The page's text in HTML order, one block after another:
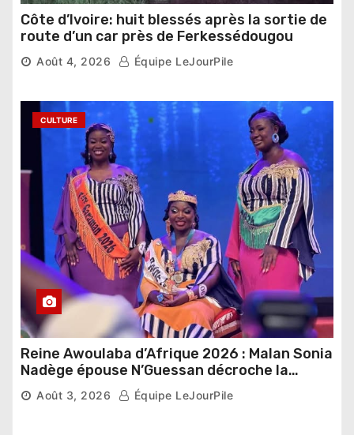
Côte d’Ivoire: huit blessés après la sortie de
route d’un car près de Ferkessédougou
Août 4, 2026 Équipe LeJourPile
CULTURE
Reine Awoulaba d’Afrique 2026 : Malan Sonia
Nadège épouse N’Guessan décroche la
couronne
Août 3, 2026 Équipe LeJourPile